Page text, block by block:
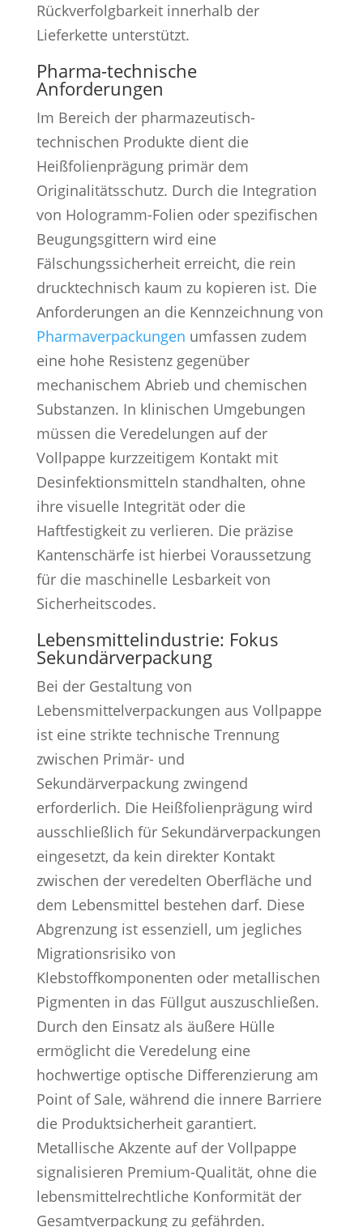
Rückverfolgbarkeit innerhalb der
Lieferkette unterstützt.
Pharma-technische
Anforderungen
Im Bereich der pharmazeutisch-
technischen Produkte dient die
Heißfolienprägung primär dem
Originalitätsschutz. Durch die Integration
von Hologramm-Folien oder spezifischen
Beugungsgittern wird eine
Fälschungssicherheit erreicht, die rein
drucktechnisch kaum zu kopieren ist. Die
Anforderungen an die Kennzeichnung von
Pharmaverpackungen umfassen zudem
eine hohe Resistenz gegenüber
mechanischem Abrieb und chemischen
Substanzen. In klinischen Umgebungen
müssen die Veredelungen auf der
Vollpappe kurzzeitigem Kontakt mit
Desinfektionsmitteln standhalten, ohne
ihre visuelle Integrität oder die
Haftfestigkeit zu verlieren. Die präzise
Kantenschärfe ist hierbei Voraussetzung
für die maschinelle Lesbarkeit von
Sicherheitscodes.
Lebensmittelindustrie: Fokus
Sekundärverpackung
Bei der Gestaltung von
Lebensmittelverpackungen aus Vollpappe
ist eine strikte technische Trennung
zwischen Primär- und
Sekundärverpackung zwingend
erforderlich. Die Heißfolienprägung wird
ausschließlich für Sekundärverpackungen
eingesetzt, da kein direkter Kontakt
zwischen der veredelten Oberfläche und
dem Lebensmittel bestehen darf. Diese
Abgrenzung ist essenziell, um jegliches
Migrationsrisiko von
Klebstoffkomponenten oder metallischen
Pigmenten in das Füllgut auszuschließen.
Durch den Einsatz als äußere Hülle
ermöglicht die Veredelung eine
hochwertige optische Differenzierung am
Point of Sale, während die innere Barriere
die Produktsicherheit garantiert.
Metallische Akzente auf der Vollpappe
signalisieren Premium-Qualität, ohne die
lebensmittelrechtliche Konformität der
Gesamtverpackung zu gefährden.